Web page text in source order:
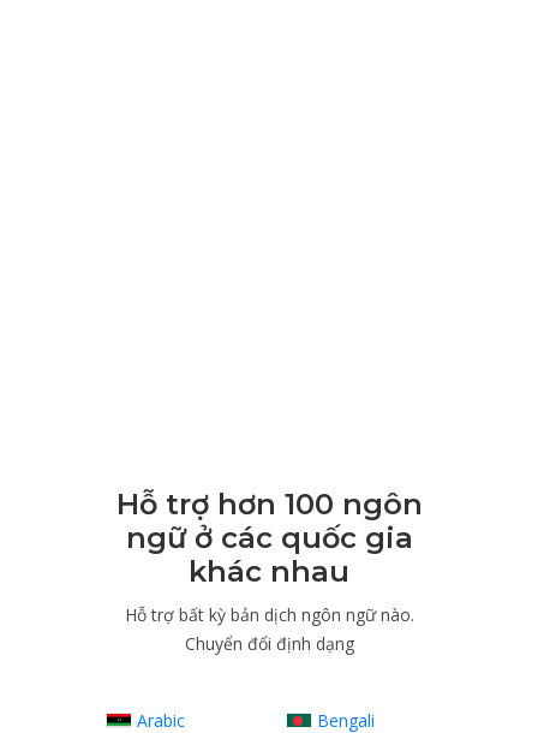
Hỗ trợ hơn 100 ngôn
ngữ ở các quốc gia
khác nhau
Hỗ trợ bất kỳ bản dịch ngôn ngữ nào.
Chuyển đổi định dạng
Arabic
Bengali